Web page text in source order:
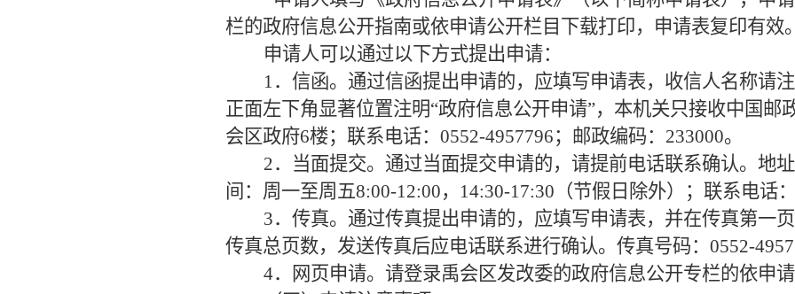
栏的政府信息公开指南或依申请公开栏目下载打印，申请表复印有效
申请人可以通过以下方式提出申请：
1．信函。通过信函提出申请的，应填写申请表，收信人名称请
正面左下角显著位置注明“政府信息公开申请”，本机关只接收中国
会区政府6楼；联系电话：0552-4957796；邮政编码：233000。
2．当面提交。通过当面提交申请的，请提前电话联系确认。地
间：周一至周五8:00-12:00，14:30-17:30（节假日除外）；联系电话
3．传真。通过传真提出申请的，应填写申请表，并在传真第一
传真总页数，发送传真后应电话联系进行确认。传真号码：0552-
4．网页申请。请登录禹会区发改委的政府信息公开专栏的依申